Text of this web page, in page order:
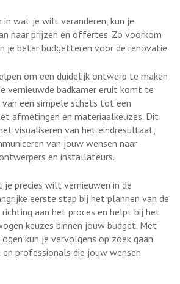
in wat je wilt veranderen, kun je
naar prijzen en offertes. Zo voorkom
je beter budgetteren voor de renovatie.
om een duidelijk ontwerp te maken
vernieuwde badkamer eruit komt te
van een simpele schets tot een
afmetingen en materiaalkeuzes. Dit
visualiseren van het eindresultaat,
van jouw wensen naar
en installateurs.
precies wilt vernieuwen in de
eerste stap bij het plannen van de
aan het proces en helpt bij het
keuzes binnen jouw budget. Met
kun je vervolgens op zoek gaan
professionals die jouw wensen